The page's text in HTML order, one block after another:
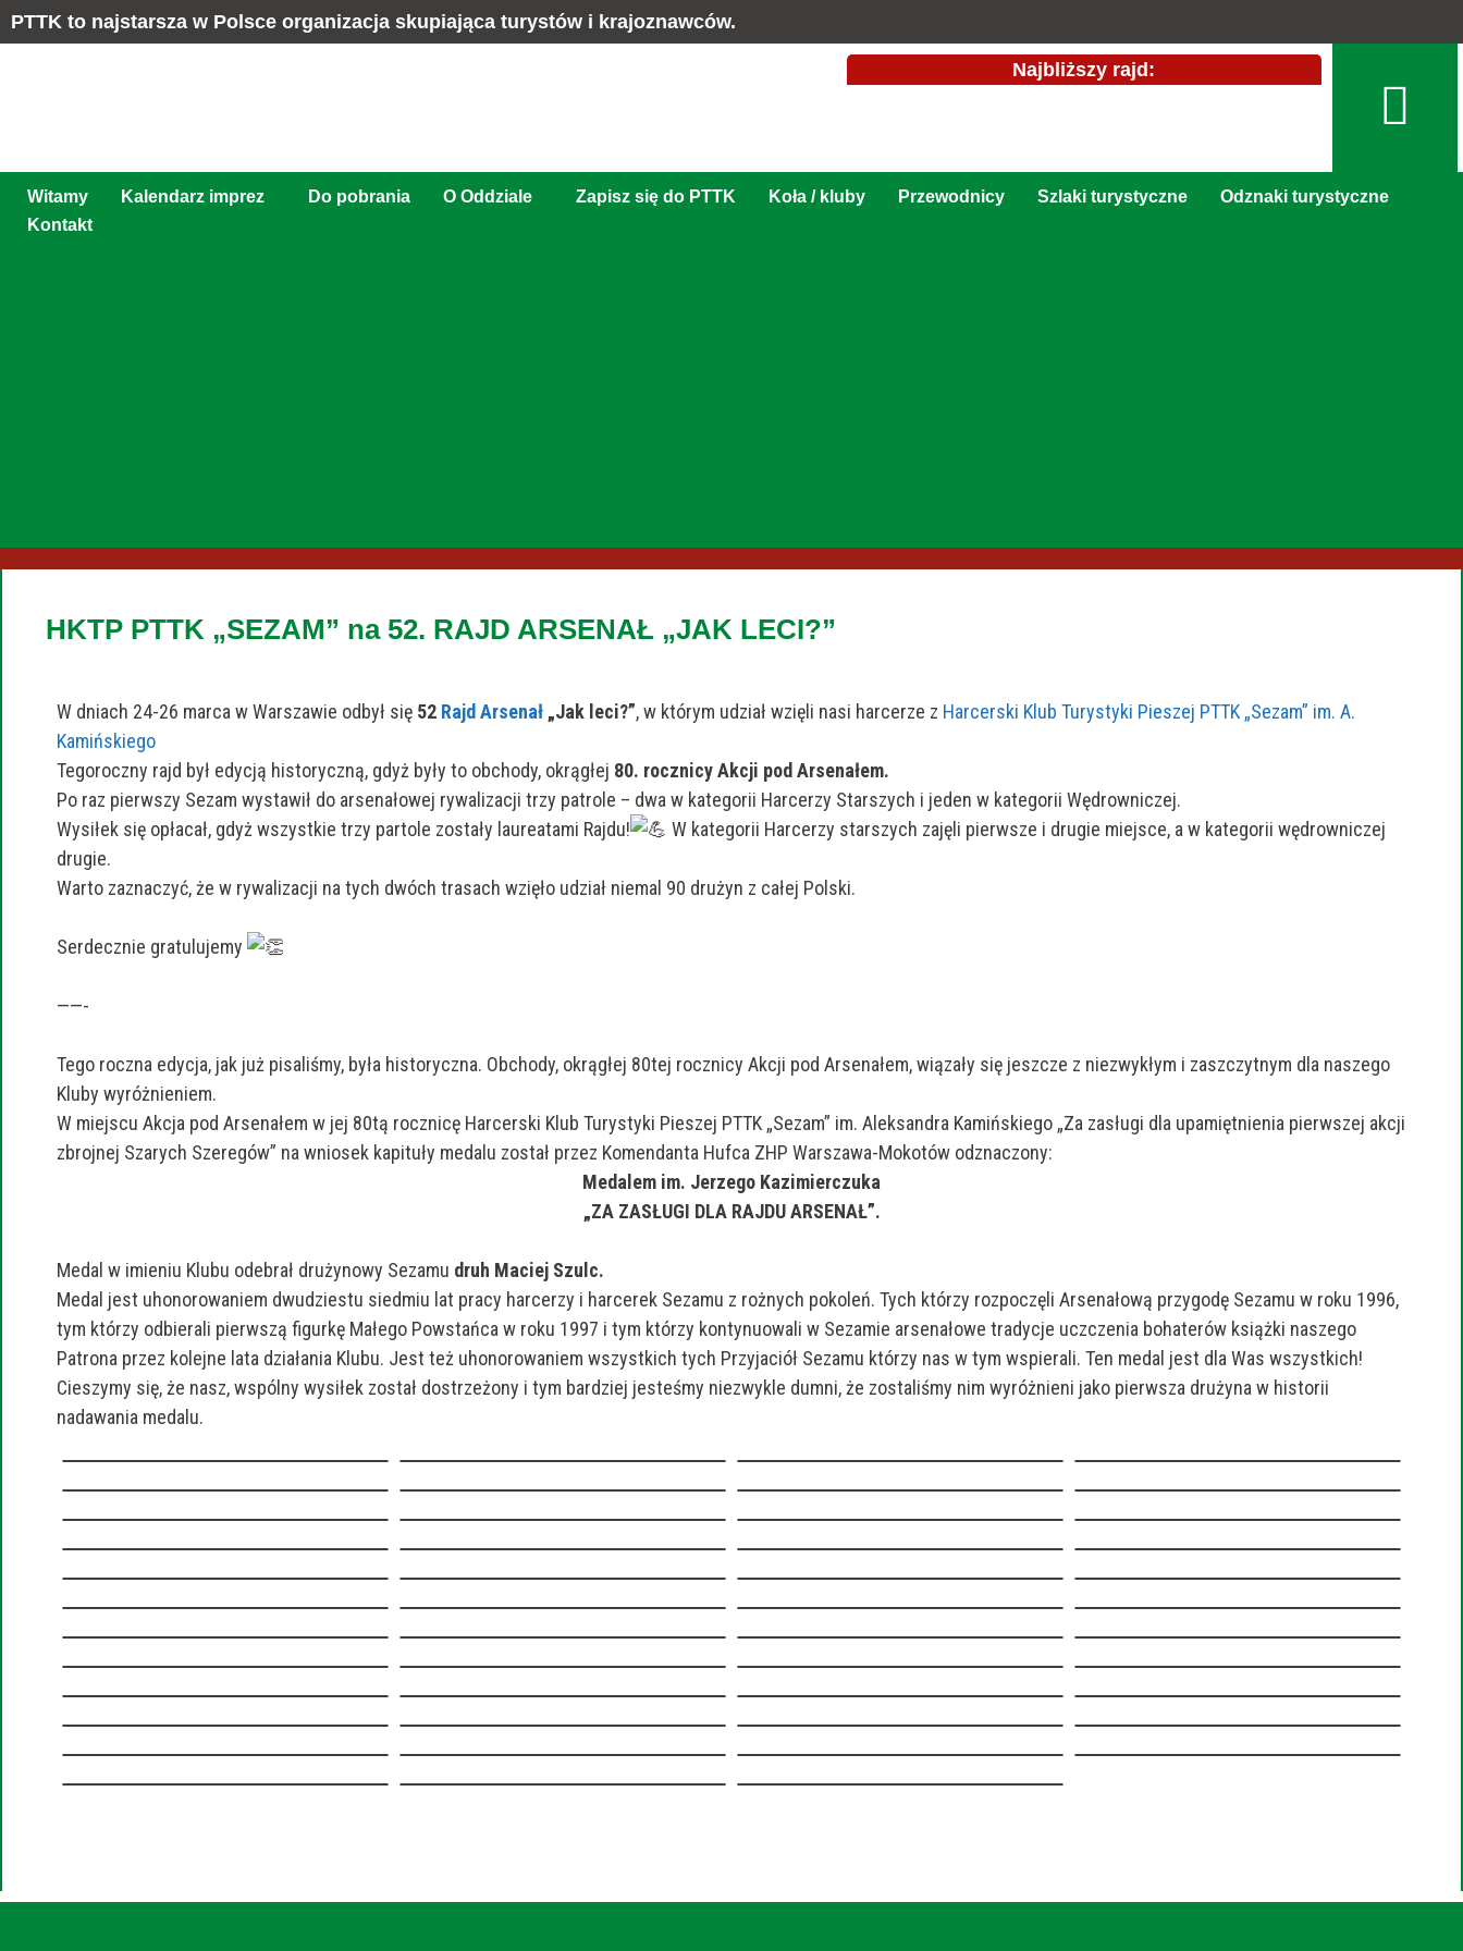
PTTK to najstarsza w Polsce organizacja skupiająca turystów i krajoznawców.
Najbliższy rajd:
Witamy Kalendarz imprez Do pobrania O Oddziale Zapisz się do PTTK Koła / kluby Przewodnicy Szlaki turystyczne
Odznaki turystyczne
Kontakt
HKTP PTTK „SEZAM” na 52. RAJD ARSENAŁ „JAK LECI?”
W dniach 24-26 marca w Warszawie odbył się 52 Rajd Arsenał „Jak leci?”, w którym udział wzięli nasi harcerze z Harcerski Klub Turystyki Pieszej PTTK „Sezam” im. A.
Kamińskiego
Tegoroczny rajd był edycją historyczną, gdyż były to obchody, okrągłej 80. rocznicy Akcji pod Arsenałem.
Po raz pierwszy Sezam wystawił do arsenałowej rywalizacji trzy patrole – dwa w kategorii Harcerzy Starszych i jeden w kategorii Wędrowniczej.
Wysiłek się opłacał, gdyż wszystkie trzy partole zostały laureatami Rajdu!
W kategorii Harcerzy starszych zajęli pierwsze i drugie miejsce, a w kategorii wędrowniczej
drugie.
Warto zaznaczyć, że w rywalizacji na tych dwóch trasach wzięło udział niemal 90 drużyn z całej Polski.
Serdecznie gratulujemy
——-
Tego roczna edycja, jak już pisaliśmy, była historyczna. Obchody, okrągłej 80tej rocznicy Akcji pod Arsenałem, wiązały się jeszcze z niezwykłym i zaszczytnym dla naszego
Kluby wyróżnieniem.
W miejscu Akcja pod Arsenałem w jej 80tą rocznicę Harcerski Klub Turystyki Pieszej PTTK „Sezam” im. Aleksandra Kamińskiego „Za zasługi dla upamiętnienia pierwszej akcji
zbrojnej Szarych Szeregów” na wniosek kapituły medalu został przez Komendanta Hufca ZHP Warszawa-Mokotów odznaczony:
Medalem im. Jerzego Kazimierczuka
„ZA ZASŁUGI DLA RAJDU ARSENAŁ”.
Medal w imieniu Klubu odebrał drużynowy Sezamu druh Maciej Szulc.
Medal jest uhonorowaniem dwudziestu siedmiu lat pracy harcerzy i harcerek Sezamu z rożnych pokoleń. Tych którzy rozpoczęli Arsenałową przygodę Sezamu w roku 1996,
tym którzy odbierali pierwszą figurkę Małego Powstańca w roku 1997 i tym którzy kontynuowali w Sezamie arsenałowe tradycje uczczenia bohaterów książki naszego
Patrona przez kolejne lata działania Klubu. Jest też uhonorowaniem wszystkich tych Przyjaciół Sezamu którzy nas w tym wspierali. Ten medal jest dla Was wszystkich!
Cieszymy się, że nasz, wspólny wysiłek został dostrzeżony i tym bardziej jesteśmy niezwykle dumni, że zostaliśmy nim wyróżnieni jako pierwsza drużyna w historii
nadawania medalu.